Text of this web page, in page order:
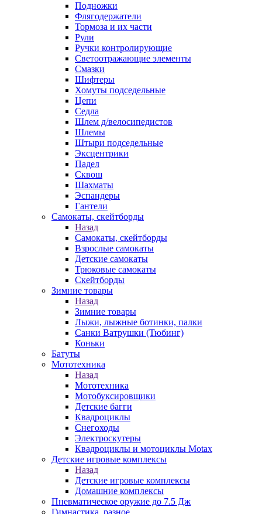
Подножки
Флягодержатели
Тормоза и их части
Рули
Ручки контролирующие
Светоотражающие элементы
Смазки
Шифтеры
Хомуты подседельные
Цепи
Седла
Шлем д/велосипедистов
Шлемы
Штыри подседельные
Эксцентрики
Падел
Сквош
Шахматы
Эспандеры
Гантели
Самокаты, скейтборды
Назад
Самокаты, скейтборды
Взрослые самокаты
Детские самокаты
Трюковые самокаты
Скейтборды
Зимние товары
Назад
Зимние товары
Лыжи, лыжные ботинки, палки
Санки Ватрушки (Тюбинг)
Коньки
Батуты
Мототехника
Назад
Мототехника
Мотобуксировщики
Детские багги
Квадроциклы
Снегоходы
Электроскутеры
Квадроциклы и мотоциклы Motax
Детские игровые комплексы
Назад
Детские игровые комплексы
Домашние комплексы
Пневматическое оружие до 7.5 Дж
Гимнастика, разное